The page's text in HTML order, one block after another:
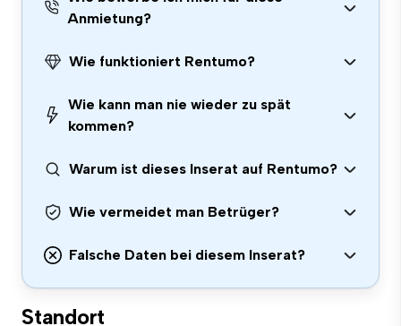
Anmietung?
Wie funktioniert Rentumo?
Wie kann man nie wieder zu spät
kommen?
Warum ist dieses Inserat auf Rentumo?
Wie vermeidet man Betrüger?
Falsche Daten bei diesem Inserat?
Standort